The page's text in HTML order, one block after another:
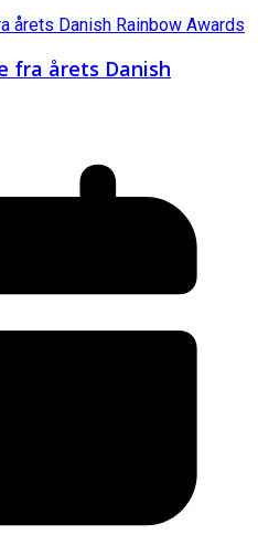
fra årets Danish